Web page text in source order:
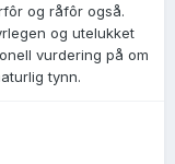
og råfôr også.
og utelukket
vurdering på om
tynn.